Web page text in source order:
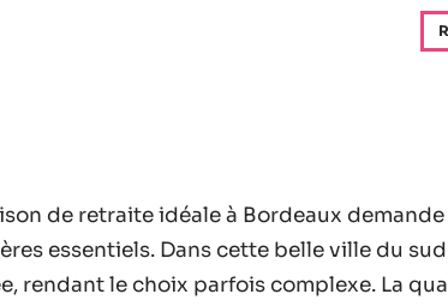
de retraite idéale à Bordeaux
essentiels. Dans cette belle ville du
rendant le choix parfois complexe. La